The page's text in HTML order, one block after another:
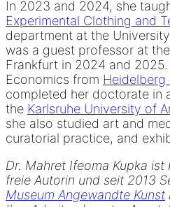
In 2023 and 2024, she
Experimental Clothing and
department at the
was a guest professor at the
Frankfurt in 2024 and
Economics from Heidelberg
completed her doctorate in
the Karlsruhe University of
she also studied art and
curatorial practice, and
Dr. Mahret Ifeoma Kupka ist
freie Autorin und seit 2013
Museum Angewandte Kunst